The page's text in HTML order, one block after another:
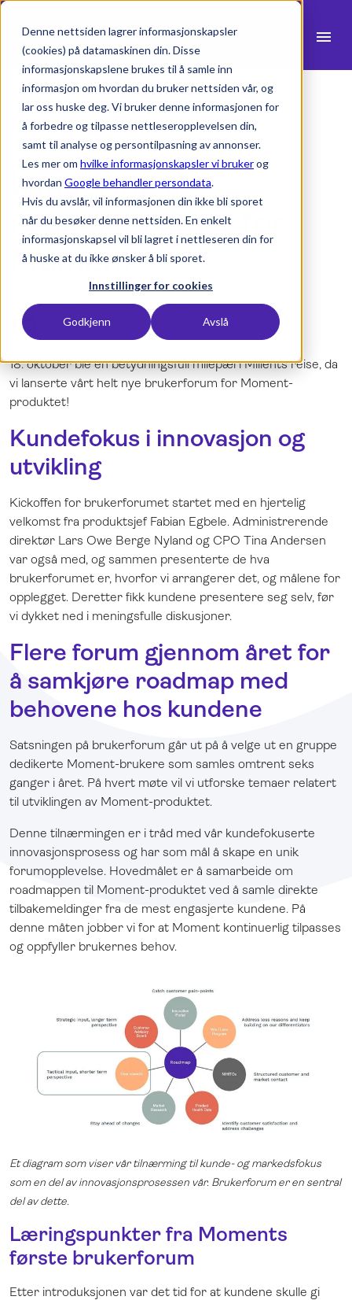
Denne nettsiden lagrer informasjonskapsler
(cookies) på datamaskinen din. Disse
informasjonskapslene brukes til å samle inn
informasjon om hvordan du bruker nettsiden vår, og
lar oss huske deg. Vi bruker denne informasjonen for
å forbedre og tilpasse nettleseropplevelsen din,
samt til analyse og persontilpasning av annonser.
Les mer om hvilke informasjonskapsler vi brukerog
hvordan Google behandler persondata.
Hvis du avslår, vil informasjonen din ikke bli sporet
når du besøker denne nettsiden. En enkelt
informasjonskapsel vil bli lagret i nettleseren din for
å huske at du ikke ønsker å bli sporet.
Innstillinger for cookies
Godkjenn Avslå
menu
Produkter
Bransjer
Ressurser
Integrasjoner
search
Dansk
English
Svenska
Demo
Logg inn
Lansering av
brukerforumet for
Moment
11. desember 2023 -1 min lesetid
18. oktober ble en betydningsfull milepæl i Milients reise, da
vi lanserte vårt helt nye brukerforum for Moment-
produktet!
Kundefokus i innovasjon og
utvikling
Kickoffen for brukerforumet startet med en hjertelig
velkomst fra produktsjef Fabian Egbele. Administrerende
direktør Lars Owe Berge Nyland og CPO Tina Andersen
var også med, og sammen presenterte de hva
brukerforumet er, hvorfor vi arrangerer det, og målene for
opplegget. Deretter fikk kundene presentere seg selv, før
vi dykket ned i meningsfulle diskusjoner.
Flere forum gjennom året for
å samkjøre roadmap med
behovene hos kundene
Satsningen på brukerforum går ut på å velge ut en gruppe
dedikerte Moment-brukere som samles omtrent seks
ganger i året. På hvert møte vil vi utforske temaer relatert
til utviklingen av Moment-produktet.
Denne tilnærmingen er i tråd med vår kundefokuserte
innovasjonsprosess og har som mål å skape en unik
forumopplevelse. Hovedmålet er å samarbeide om
roadmappen til Moment-produktet ved å samle direkte
tilbakemeldinger fra de mest engasjerte kundene. På
denne måten jobber vi for at Moment kontinuerlig tilpasses
og oppfyller brukernes behov.
Et diagram som viser vår tilnærming til kunde- og markedsfokus
som en del av innovasjonsprosessen vår. Brukerforum er en sentral
del av dette.
Læringspunkter fra Moments
første brukerforum
Etter introduksjonen var det tid for at kundene skulle gi